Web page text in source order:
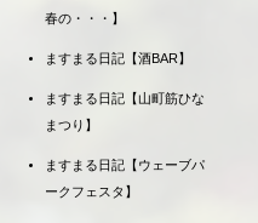
春の・・・】
ますまる日記【酒BAR】
ますまる日記【山町筋ひな
まつり】
ますまる日記【ウェーブパ
ークフェスタ】